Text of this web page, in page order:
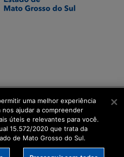
uma melhor experiência
ajudar a compreender
úteis e relevantes para você.
15.572/2020 que trata da
de Mato Grosso do Sul.